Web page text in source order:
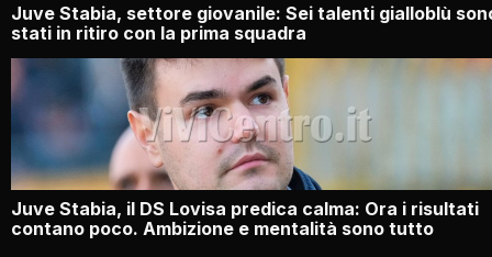
Juve Stabia, settore giovanile: Sei talenti gialloblù
stati in ritiro con la prima squadra
Juve Stabia, il DS Lovisa predica calma: Ora i risultati
contano poco. Ambizione e mentalità sono tutto